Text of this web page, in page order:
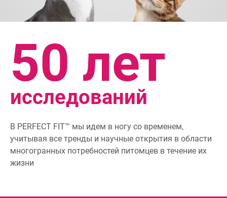
50 лет
исследований
В PERFECT FIT™ мы идем в ногу со временем,
учитывая все тренды и научные открытия в области
многогранных потребностей питомцев в течение их
жизни